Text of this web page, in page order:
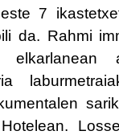
7
da. Rahmi
elkarlanean